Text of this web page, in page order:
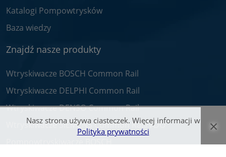
Nasz strona używa ciasteczek. Więcej informacji w
Polityka prywatności
×
Katalogi Pompowtrysków
Baza wiedzy
Znajdź nasze produkty
Wtryskiwacze BOSCH Common Rail
Wtryskiwacze DELPHI Common Rail
Wtryskiwacze DENSO Common Rail
Wtryskiwacze SIEMENS Common Rail/VDO
Pompowtryskiwacze BOSCH